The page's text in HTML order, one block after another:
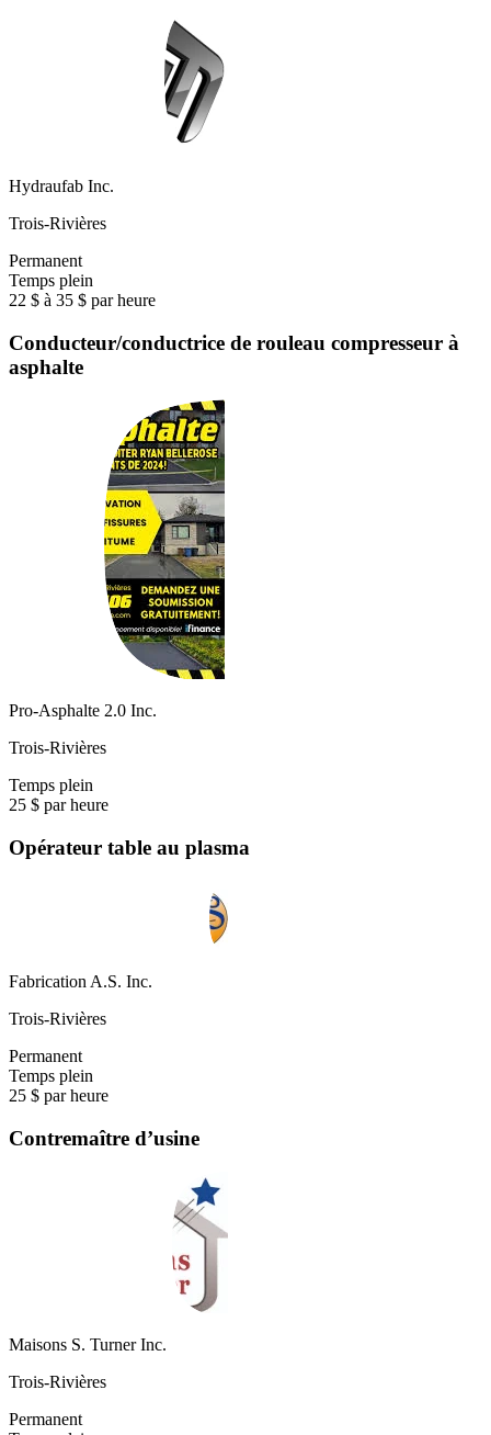
Hydraufab Inc.
Trois-Rivières
Permanent
Temps plein
22 $ à 35 $ par heure
Conducteur/conductrice de rouleau compresseur à
asphalte
Pro-Asphalte 2.0 Inc.
Trois-Rivières
Temps plein
25 $ par heure
Opérateur table au plasma
Fabrication A.S. Inc.
Trois-Rivières
Permanent
Temps plein
25 $ par heure
Contremaître d’usine
Maisons S. Turner Inc.
Trois-Rivières
Permanent